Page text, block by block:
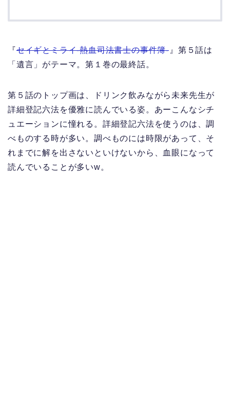
『セイギとミライ-熱血司法書士の事件簿- 』第５話は
「遺言」がテーマ。第１巻の最終話。
第５話のトップ画は、ドリンク飲みながら未来先生が
詳細登記六法を優雅に読んでいる姿。あーこんなシチ
ュエーションに憧れる。詳細登記六法を使うのは、調
べものする時が多い。調べものには時限があって、そ
れまでに解を出さないといけないから、血眼になって
読んでいることが多いw。